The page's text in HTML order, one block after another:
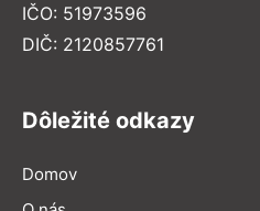
IČO: 51973596
DIČ: 2120857761
Dôležité odkazy
Domov